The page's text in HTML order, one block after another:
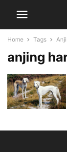
Home Tags
anjing